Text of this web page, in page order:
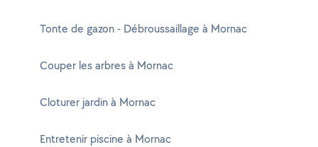
Tonte de gazon - Débroussaillage à Mornac
Couper les arbres à Mornac
Cloturer jardin à Mornac
Entretenir piscine à Mornac